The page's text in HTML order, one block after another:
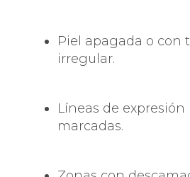
Piel apagada o con
irregular.
Líneas de expresión
marcadas.